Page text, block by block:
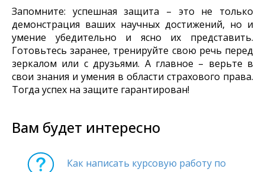
Запомните: успешная защита – это не только
демонстрация ваших научных достижений, но и
умение убедительно и ясно их представить.
Готовьтесь заранее, тренируйте свою речь перед
зеркалом или с друзьями. А главное – верьте в
свои знания и умения в области страхового права.
Тогда успех на защите гарантирован!
Вам будет интересно
Как написать курсовую работу по